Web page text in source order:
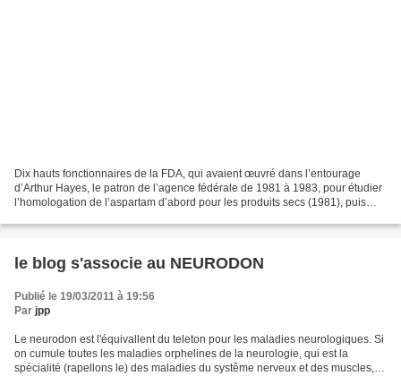
Dix hauts fonctionnaires de la FDA, qui avaient œuvré dans l’entourage
d’Arthur Hayes, le patron de l’agence fédérale de 1981 à 1983, pour étudier
l’homologation de l’aspartam d’abord pour les produits secs (1981), puis
le blog s'associe au NEURODON
Publié le 19/03/2011 à 19:56
Par jpp
Le neurodon est l'équivallent du teleton pour les maladies neurologiques. Si
on cumule toutes les maladies orphelines de la neurologie, qui est la
spécialité (rapellons le) des maladies du systême nerveux et des muscles, la